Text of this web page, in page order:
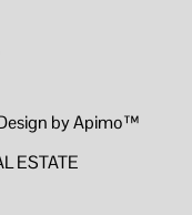
byApimo™
ESTATE